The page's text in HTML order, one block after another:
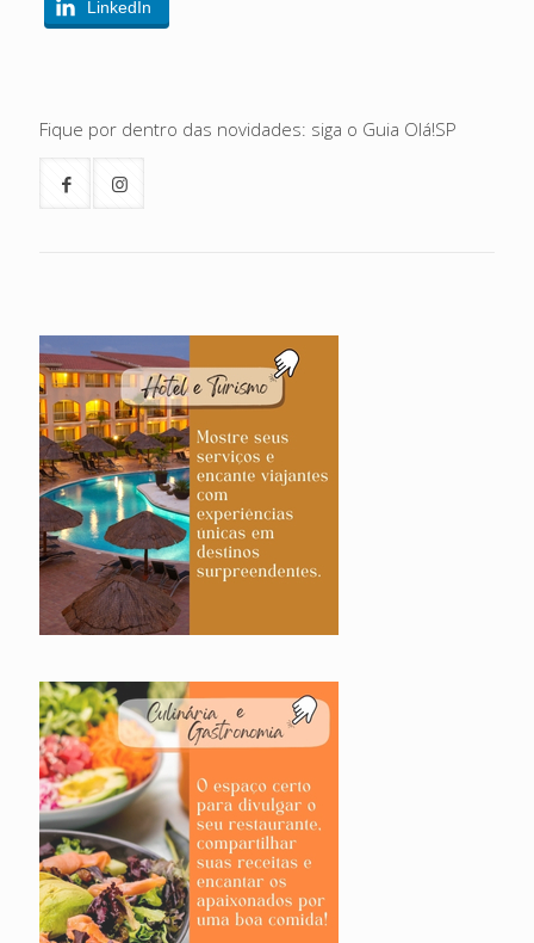
LinkedIn
Fique por dentro das novidades: siga o Guia Olá!SP